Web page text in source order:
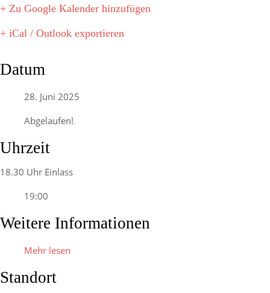
+ Zu Google Kalender hinzufügen
+ iCal / Outlook exportieren
Datum
28. Juni 2025
Abgelaufen!
Uhrzeit
18.30 Uhr Einlass
19:00
Weitere Informationen
Mehr lesen
Standort